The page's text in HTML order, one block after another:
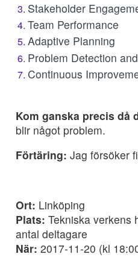
Stakeholder
Team Performance
Adaptive Planning
Problem Detection
Continuous
Kom ganska precis då
blir något problem.
Förtäring: Jag försöker
Ort: Linköping
Plats: Tekniska verkens
antal deltagare
När: 2017-11-20 (kl